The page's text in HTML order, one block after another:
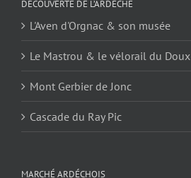
DÉCOUVERTE DE L’ARDÈCHE
L'Aven d'Orgnac & son musée
Le Mastrou & le vélorail du Doux
Mont Gerbier de Jonc
Cascade du Ray Pic
MARCHÉ ARDÉCHOIS